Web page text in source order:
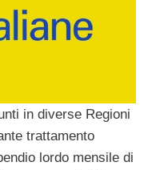
in diverse Regioni
trattamento
lordo mensile di